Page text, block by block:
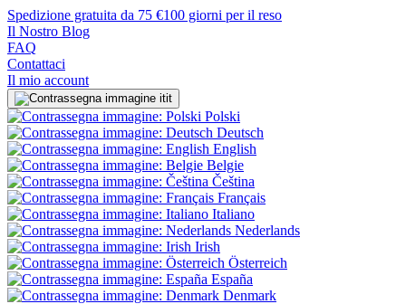
Spedizione gratuita da 75 €100 giorni per il reso
Il Nostro Blog
FAQ
Contattaci
Il mio account
it
Polski
Deutsch
English
Belgie
Čeština
Français
Italiano
Nederlands
Irish
Österreich
España
Denmark